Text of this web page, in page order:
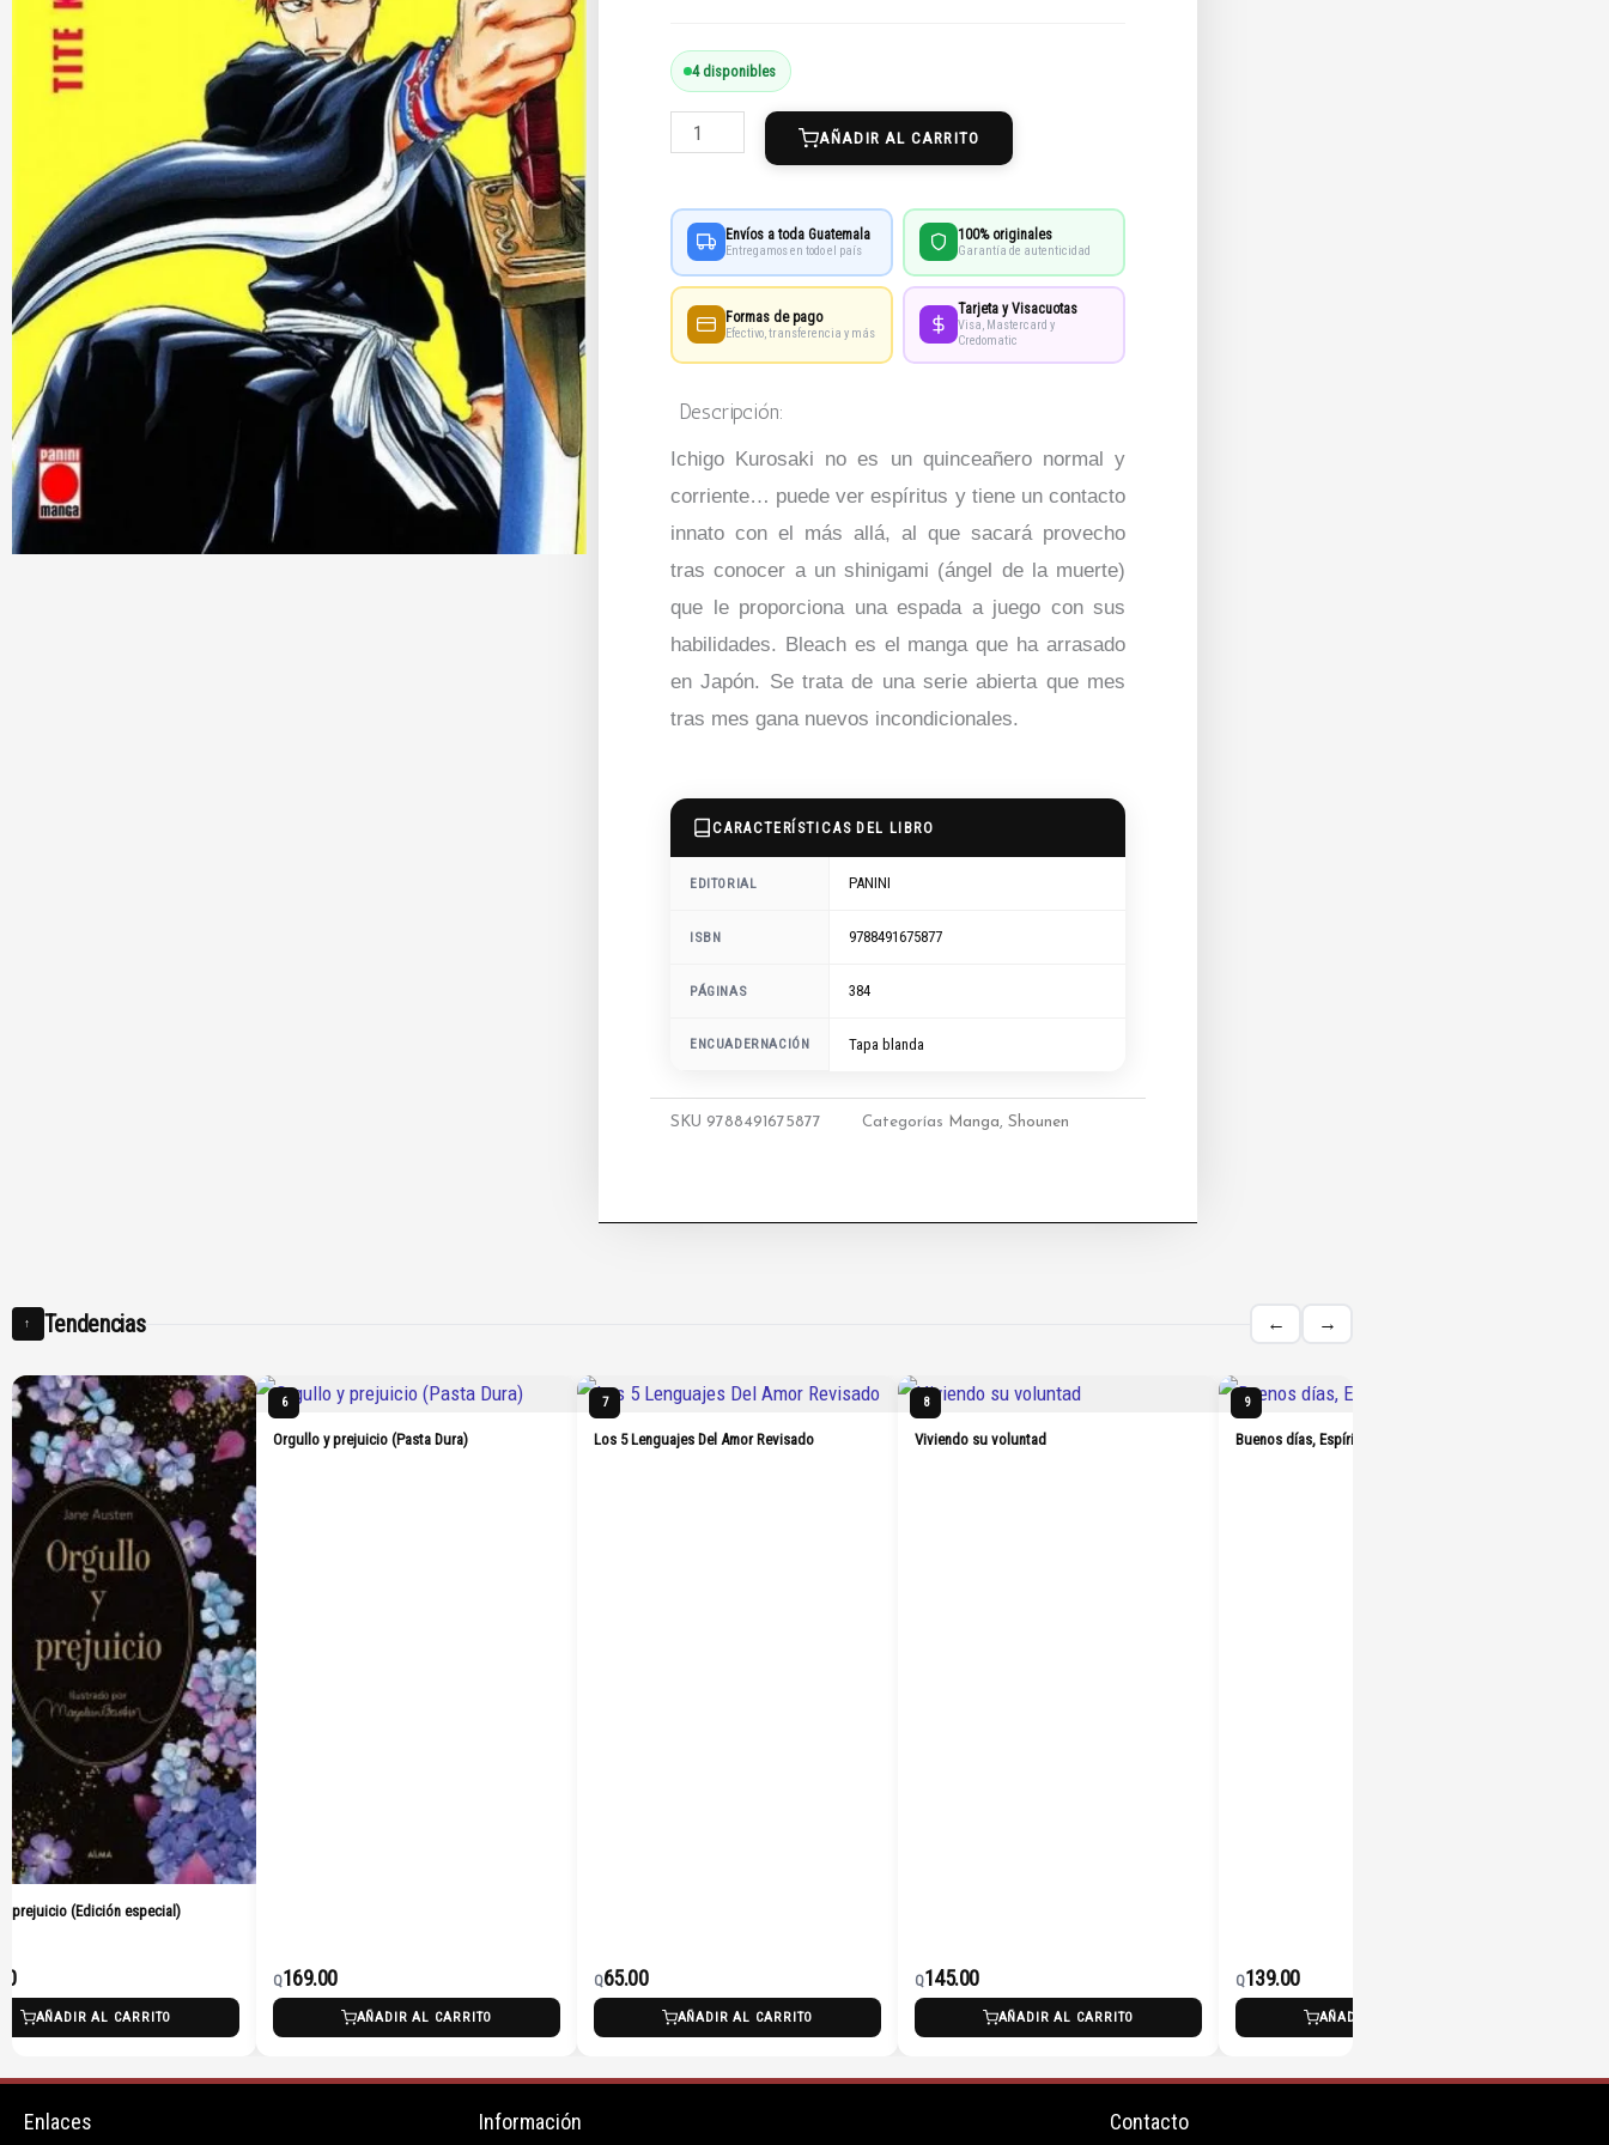
4 disponibles
Maximum
AÑADIR AL CARRITO
Envíos a toda Guatemala
Entregamos en todo el país
100% originales
Garantía de autenticidad
Formas de pago
Efectivo, transferencia y más
Tarjeta y Visacuotas
Visa, Mastercard y
Credomatic
Descripción:
Ichigo Kurosaki no es un quinceañero normal y
corriente… puede ver espíritus y tiene un contacto
innato con el más allá, al que sacará provecho
tras conocer a un shinigami (ángel de la muerte)
que le proporciona una espada a juego con sus
habilidades. Bleach es el manga que ha arrasado
en Japón. Se trata de una serie abierta que mes
tras mes gana nuevos incondicionales.
CARACTERÍSTICAS DEL LIBRO
EDITORIAL PANINI
ISBN 9788491675877
PÁGINAS 384
ENCUADERNACIÓN Tapa blanda
SKU 9788491675877 Categorías Manga, Shounen
↑ Tendencias ← →
prejuicio (Edición especial)
AÑADIR AL CARRITO
6
Orgullo y prejuicio (Pasta Dura)
Q169.00
AÑADIR AL CARRITO
7
Los 5 Lenguajes Del Amor Revisado
Q65.00
AÑADIR AL CARRITO
8
Viviendo su voluntad
Q145.00
AÑADIR AL CARRITO
9
Buenos días, Espíritu Santo
Q139.00
AÑADIR AL CARRITO
Enlaces Información Contacto